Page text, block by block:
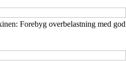
Forebyg overbelastning med god